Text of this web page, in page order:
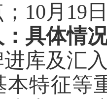
10月19
具体情
库及汇
本特征等